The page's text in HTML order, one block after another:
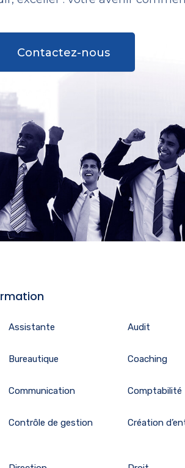
Contactez-nous
Assistante Audit
Bureautique Coaching
Communication Comptabilité
Contrôle de gestion Création